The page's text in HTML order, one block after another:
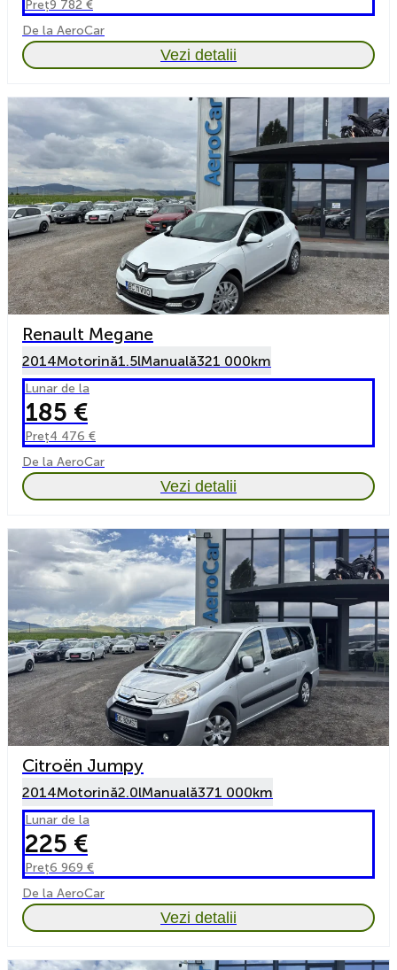
Preț9 782 €
De la AeroCar
Vezi detalii
Renault Megane
2014Motorină1.5lManuală321 000km
Lunar de la
185 €
Preț4 476 €
De la AeroCar
Vezi detalii
Citroën Jumpy
2014Motorină2.0lManuală371 000km
Lunar de la
225 €
Preț6 969 €
De la AeroCar
Vezi detalii